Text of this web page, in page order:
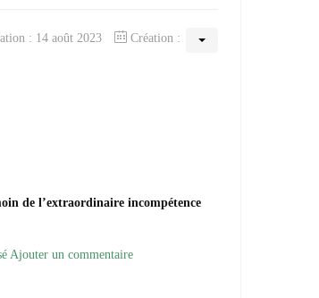
: 14 août 2023
Création :
de l’extraordinaire incompétence
Ajouter un commentaire